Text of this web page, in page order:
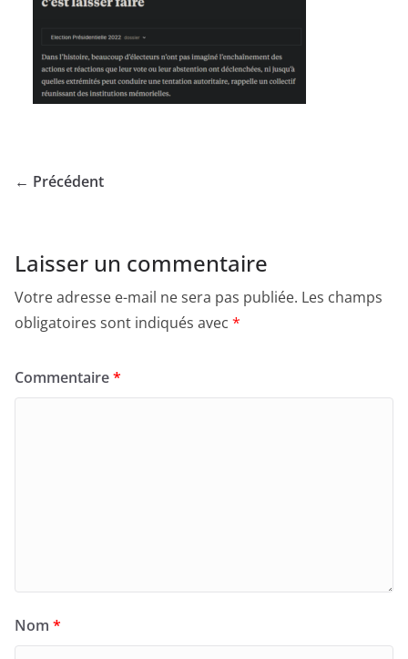
← Précédent
Laisser un commentaire
Votre adresse e-mail ne sera pas publiée. Les champs
obligatoires sont indiqués avec *
Commentaire*
Nom *